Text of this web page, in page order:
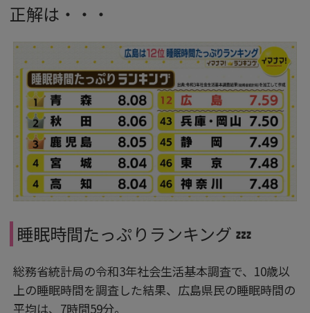
正解は・・・
睡眠時間たっぷりランキング 💤
総務省統計局の令和3年社会生活基本調査で、10歳以
上の睡眠時間を調査した結果、広島県民の睡眠時間の
平均は、7時間59分。